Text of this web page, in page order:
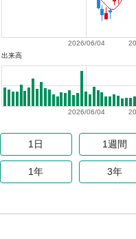
2026/06/04
出来高
2026/06/04
1日 1週間
1年 3年